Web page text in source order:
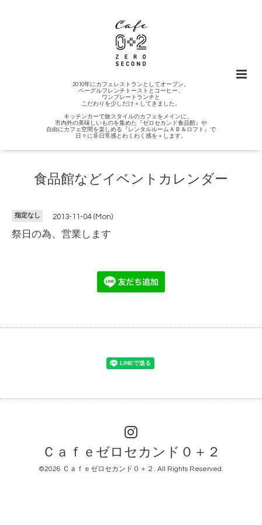
2010年にカフェレストランとしてオープン。
ベーグルフレンチトーストとコーヒー、
ワンプレートランチと
こだわりを少しだけ＋してきました。
キッチンカーで旅スタイルのカフェをメインに、
市内外の美味しいものを集めた『ゼロセカンド食品館』や
自由にカフェ空間を楽しめる『レンタルルームＡＢ＆ロフト』で
日々に非日常感とわくわく感を＋します。
食品館などイベントカレンダー
指定なし 2013-11-04 (Mon)
祭日の為、営業します
Ｃａｆｅゼロセカンド０＋２
©2026 Ｃａｆｅゼロセカンド０＋２ . All Rights Reserved.